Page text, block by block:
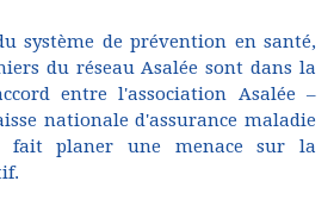
système de prévention en santé,
du réseau Asalée sont dans la
entre l'association Asalée –
nationale d'assurance maladie
fait planer une menace sur la